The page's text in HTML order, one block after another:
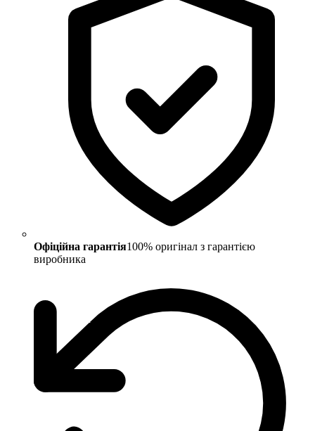
Офіційна гарантія100% оригінал з гарантією
виробника